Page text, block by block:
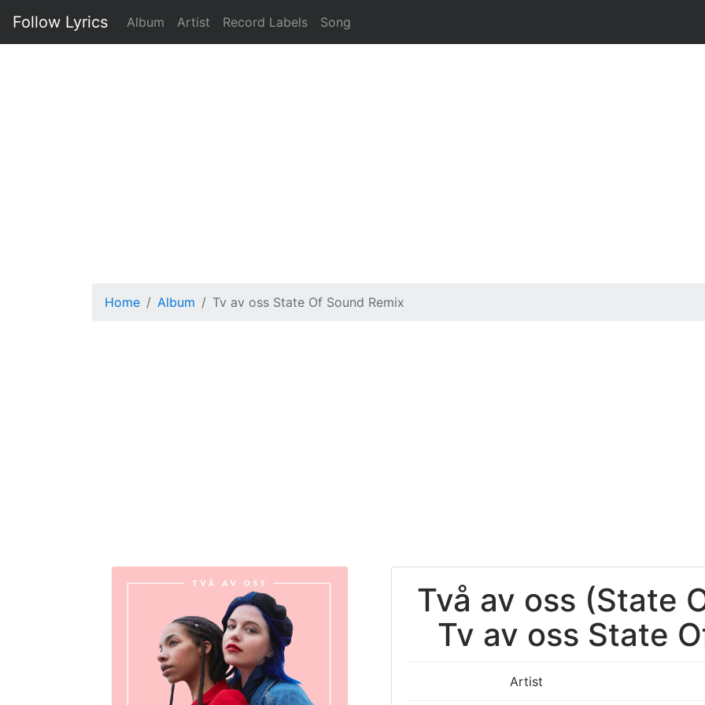
Follow Lyrics Album Artist Record Labels Song
Home Album Tv av oss State Of Sound Remix
Två av oss (State
Tv av oss State
Artist